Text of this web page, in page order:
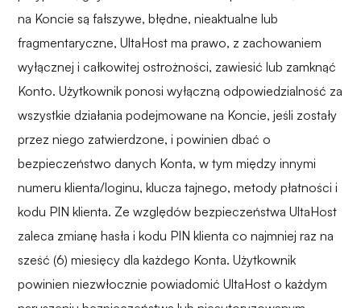
na Koncie są fałszywe, błędne, nieaktualne lub
fragmentaryczne, UltaHost ma prawo, z zachowaniem
wyłącznej i całkowitej ostrożności, zawiesić lub zamknąć
Konto. Użytkownik ponosi wyłączną odpowiedzialność za
wszystkie działania podejmowane na Koncie, jeśli zostały
przez niego zatwierdzone, i powinien dbać o
bezpieczeństwo danych Konta, w tym między innymi
numeru klienta/loginu, klucza tajnego, metody płatności i
kodu PIN klienta. Ze względów bezpieczeństwa UltaHost
zaleca zmianę hasła i kodu PIN klienta co najmniej raz na
sześć (6) miesięcy dla każdego Konta. Użytkownik
powinien niezwłocznie powiadomić UltaHost o każdym